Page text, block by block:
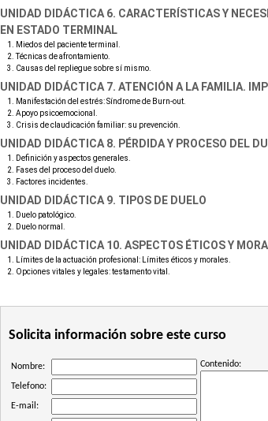
UNIDAD DIDÁCTICA 6. CARACTERÍSTICAS Y
EN ESTADO TERMINAL
Miedos del paciente terminal.
Técnicas de afrontamiento.
Causas del repliegue sobre sí mismo.
UNIDAD DIDÁCTICA 7. ATENCIÓN A LA FAMILIA.
Manifestación del estrés: Síndrome de Burn-out.
Apoyo psicoemocional.
Crisis de claudicación familiar: su prevención.
UNIDAD DIDÁCTICA 8. PÉRDIDA Y PROCESO DEL
Definición y aspectos generales.
Fases del proceso del duelo.
Factores incidentes.
UNIDAD DIDÁCTICA 9. TIPOS DE DUELO
Duelo patológico.
Duelo normal.
UNIDAD DIDÁCTICA 10. ASPECTOS ÉTICOS Y
Límites de la actuación profesional: Límites éticos y morales.
Opciones vitales y legales: testamento vital.
Solicita información sobre este curso
Nombre: Contenido:
Telefono:
E-mail: